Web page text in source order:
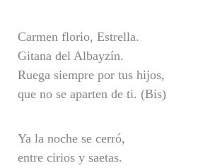
Carmen florio, Estrella.
Gitana del Albayzín.
Ruega siempre por tus hijos,
que no se aparten de ti. (Bis)
Ya la noche se cerró,
entre cirios y saetas.